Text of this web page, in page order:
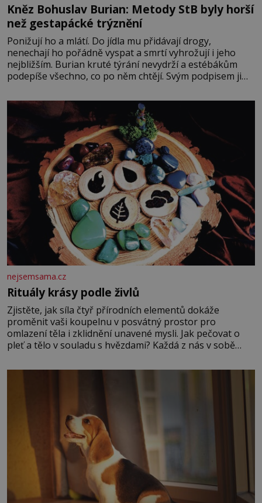
Kněz Bohuslav Burian: Metody StB byly horší
než gestapácké trýznění
Ponižují ho a mlátí. Do jídla mu přidávají drogy,
nenechají ho pořádně vyspat a smrtí vyhrožují i jeho
nejbližším. Burian kruté týrání nevydrží a estébákům
podepíše všechno, co po něm chtějí. Svým podpisem jim
fyzický ani psychický nátlak. Syn brněnského řezníka
chce být knězem a
nejsemsama.cz
Rituály krásy podle živlů
Zjistěte, jak síla čtyř přírodních elementů dokáže
proměnit vaši koupelnu v posvátný prostor pro
omlazení těla i zklidnění unavené mysli. Jak pečovat o
pleť a tělo v souladu s hvězdami? Každá z nás v sobě
povaze, ale i v potřebách naší pokožky. Ohnivá znamení
Ženy narozené ve znamení Berana, Lva a Střelce v sobě
nesou žár, odvahu a neutuchající elán. Vaše